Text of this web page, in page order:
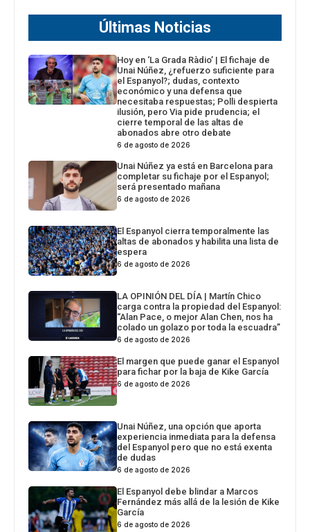
Últimas Noticias
Hoy en ‘La Grada Ràdio’ | El fichaje de
Unai Núñez, ¿refuerzo suficiente para
el Espanyol?; dudas, contexto
económico y una defensa que
necesitaba respuestas; Polli despierta
ilusión, pero Via pide prudencia; el
cierre temporal de las altas de
abonados abre otro debate
6 de agosto de 2026
Unai Núñez ya está en Barcelona para
completar su fichaje por el Espanyol;
será presentado mañana
6 de agosto de 2026
El Espanyol cierra temporalmente las
altas de abonados y habilita una lista de
espera
6 de agosto de 2026
LA OPINIÓN DEL DÍA | Martín Chico
carga contra la propiedad del Espanyol:
“Alan Pace, o mejor Alan Chen, nos ha
colado un golazo por toda la escuadra”
6 de agosto de 2026
El margen que puede ganar el Espanyol
para fichar por la baja de Kike García
6 de agosto de 2026
Unai Núñez, una opción que aporta
experiencia inmediata para la defensa
del Espanyol pero que no está exenta
de dudas
6 de agosto de 2026
El Espanyol debe blindar a Marcos
Fernández más allá de la lesión de Kike
García
6 de agosto de 2026